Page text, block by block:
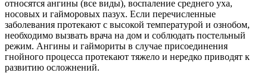
относятся ангины (все виды), воспаление среднего уха,
носовых и гайморовых пазух. Если перечисленные
заболевания протекают с высокой температурой и ознобом,
необходимо вызвать врача на дом и соблюдать постельный
режим. Ангины и гаймориты в случае присоединения
гнойного процесса протекают тяжело и нередко приводят к
развитию осложнений.